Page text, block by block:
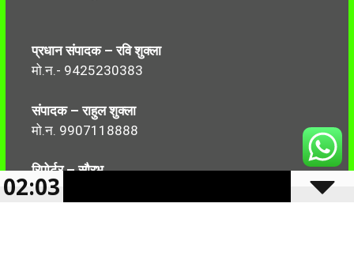
प्रधान संपादक – रवि शुक्ला
मो.न.- 9425230383
संपादक – राहुल शुक्ला
मो.न. 9907118888
रिपोर्टर – सौरभ
मो.न.-7499999906
02:03